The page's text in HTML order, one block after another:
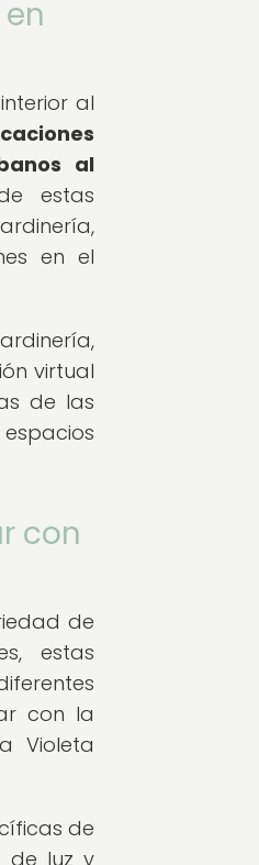
al
al
estas
en el
virtual
de las
con
de
estas
con la
Violeta
de
de luz y